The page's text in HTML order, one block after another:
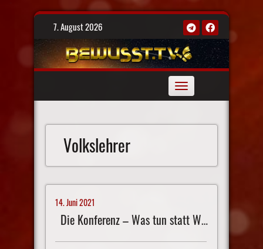
Skip
7. August 2026
Toggle
navigation
Volkslehrer
14. Juni 2021
Die Konferenz – Was tun statt Wählen?